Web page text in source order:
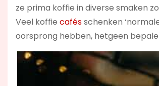
ze prima koffie in diverse smaken
Veel koffie cafésschenken
oorsprong hebben, hetgeen